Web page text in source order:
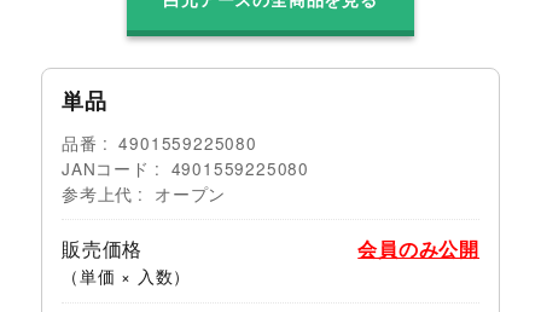
単品
品番
4901559225080
JANコード
4901559225080
参考上代
オープン
販売価格
（単価 × 入数）
会員のみ公開